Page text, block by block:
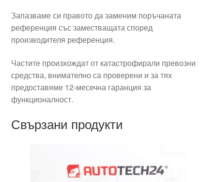
Запазваме си правото да заменим поръчаната
референция със заместващата според
производителя референция.
Частите произхождат от катастрофирали превозни
средства, внимателно са проверени и за тях
предоставяме 12-месечна гаранция за
функционалност.
Свързани продукти